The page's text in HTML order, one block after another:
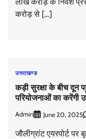
करोड़ से […]
उत्तराखण्ड
कड़ी सुरक्षा के बीच दून
परियोजनाओं का करेंगी
Admin June 20, 2025
जौलीग्रांट एयरपोर्ट